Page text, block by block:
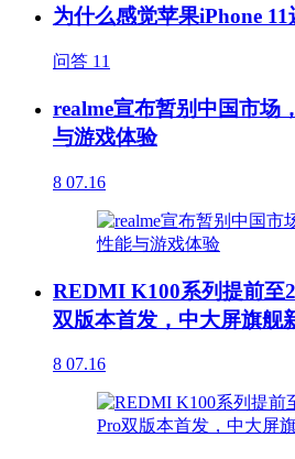
为什么感觉苹果iPhone
问答 11
realme宣布暂别中国市场
与游戏体验
8 07.16
REDMI K100系列提前至
双版本首发，中大屏旗舰
8 07.16